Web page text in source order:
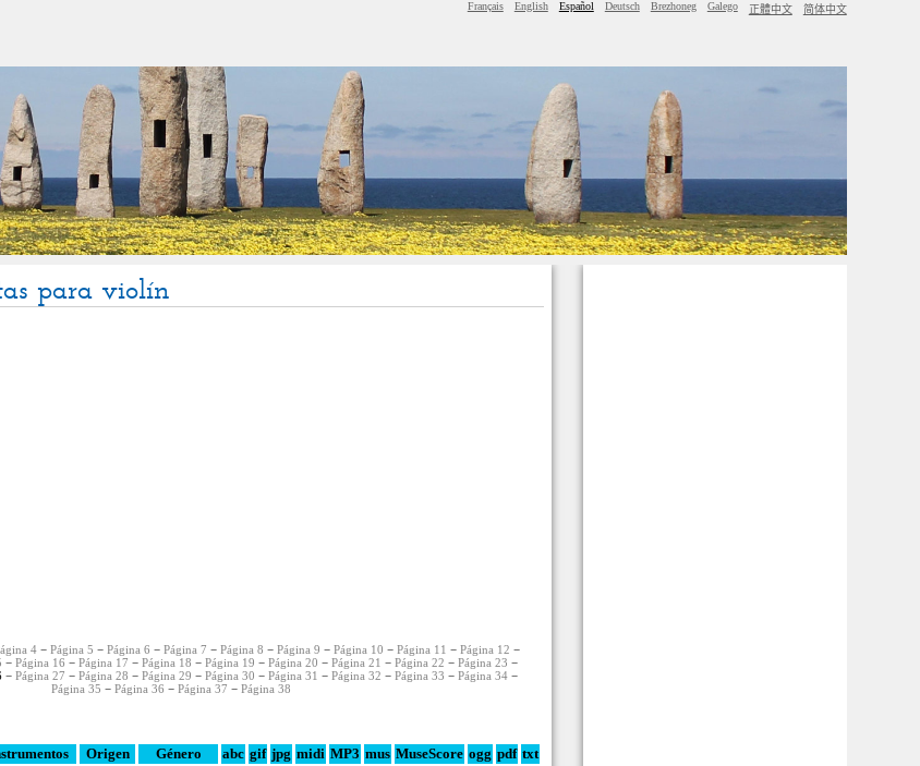
Français English Español Deutsch Brezhoneg Galego 正體中文 简体中文
para violín
4− Página 5 − Página 6 − Página 7 − Página 8 − Página 9 − Página 10 − Página 11 − Página 12 −
− Página 16 − Página 17 − Página 18 − Página 19 − Página 20 − Página 21 − Página 22 − Página 23 −
− Página 27 − Página 28 − Página 29 − Página 30 − Página 31 − Página 32 − Página 33 − Página 34−
Página 35 −Página 36 −Página 37 −Página 38
Origen Género abc gif jpg midi MP3 mus MuseScore ogg pdf txt